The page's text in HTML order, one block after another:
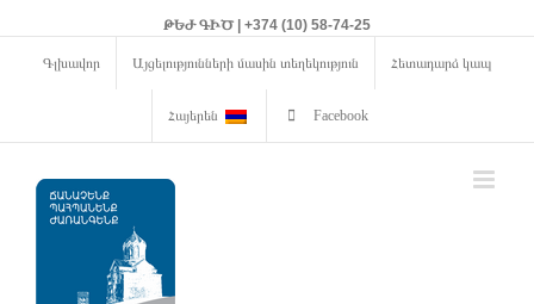
ԹԵԺ ԳԻԾ | +374 (10) 58-74-25
Գլխավոր Այցելությունների մասին տեղեկություն Հետադարձ կապ
Հայերեն Facebook